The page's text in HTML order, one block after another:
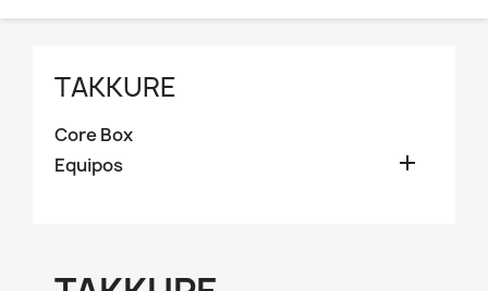
TAKKURE
Core Box
Equipos
